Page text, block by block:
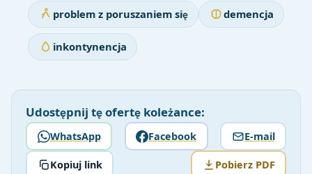
problem z poruszaniem się demencja
inkontynencja
Udostępnij tę ofertę koleżance:
WhatsApp Facebook E-mail
Kopiuj link Pobierz PDF